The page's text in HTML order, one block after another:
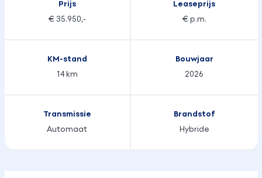
Prijs
€ 35.950,-
Leaseprijs
€ p.m.
KM-stand
14 km
Bouwjaar
2026
Transmissie
Automaat
Brandstof
Hybride